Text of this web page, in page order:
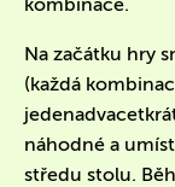
Na začátku hry
(každá
náhodné a
středu stolu.